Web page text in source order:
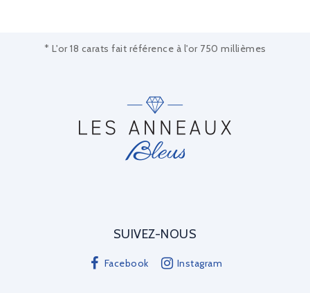
* L'or 18 carats fait référence à l'or 750 millièmes
SUIVEZ-NOUS
Facebook Instagram